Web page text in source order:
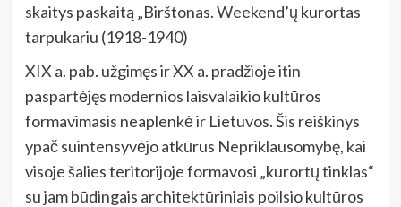
skaitys paskaitą „Birštonas. Weekend’ų kurortas
tarpukariu (1918-1940)
XIX a. pab. užgimęs ir XX a. pradžioje itin
paspartėjęs modernios laisvalaikio kultūros
formavimasis neaplenkė ir Lietuvos. Šis reiškinys
ypač suintensyvėjo atkūrus Nepriklausomybę, kai
visoje šalies teritorijoje formavosi „kurortų tinklas“
su jam būdingais architektūriniais poilsio kultūros